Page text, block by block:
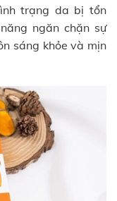
trạng da bị tổn
ngăn chặn sự
sáng khỏe và mịn